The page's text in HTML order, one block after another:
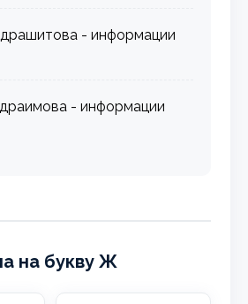
- информации
- информации
на букву Ж